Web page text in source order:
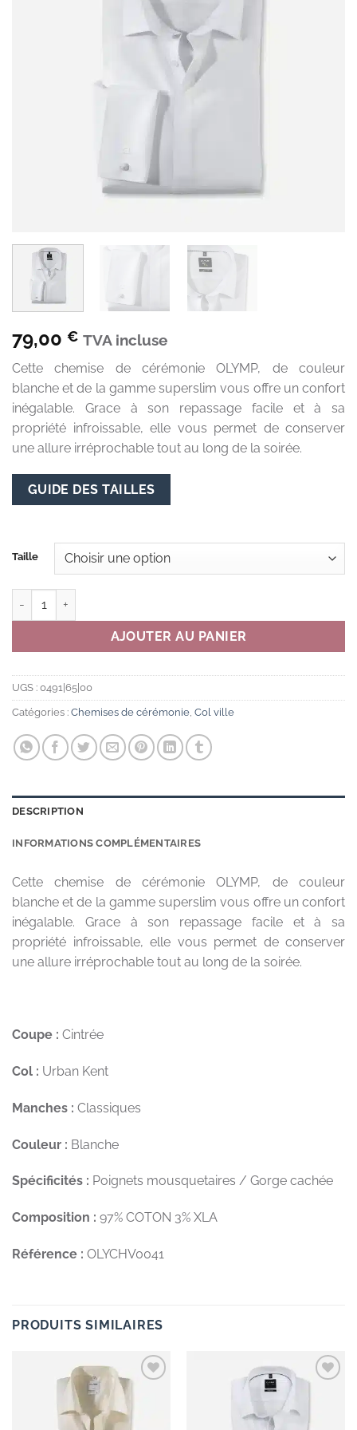
79,00 € TVA incluse
Cette chemise de cérémonie OLYMP, de couleur
blanche et de la gamme superslim vous offre un confort
inégalable. Grace à son repassage facile et à sa
propriété infroissable, elle vous permet de conserver
une allure irréprochable tout au long de la soirée.
GUIDE DES TAILLES
Taille
AJOUTER AU PANIER
UGS : 0491|65|00
Catégories : Chemises de cérémonie Col ville
DESCRIPTION
INFORMATIONS COMPLÉMENTAIRES
Cette chemise de cérémonie OLYMP, de couleur
blanche et de la gamme superslim vous offre un confort
inégalable. Grace à son repassage facile et à sa
propriété infroissable, elle vous permet de conserver
une allure irréprochable tout au long de la soirée.
Coupe : Cintrée
Col : Urban Kent
Manches : Classiques
Couleur : Blanche
Spécificités : Poignets mousquetaires / Gorge cachée
Composition : 97% COTON 3% XLA
Référence : OLYCHV0041
PRODUITS SIMILAIRES